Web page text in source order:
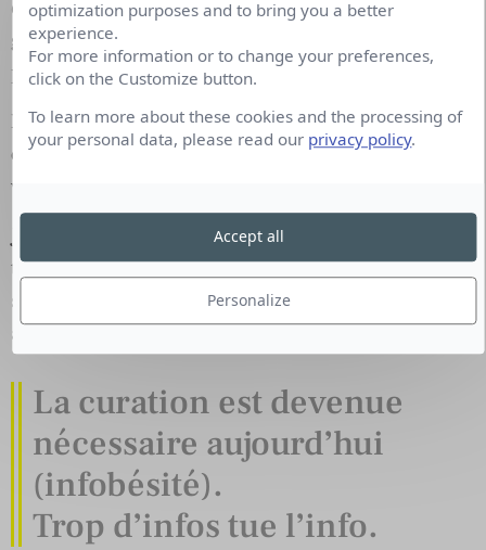
de la nutrition, de l’alimentation, de la
gourmandise, mais aussi du social media (bonnes
pratiques) et de l’actualité d’internet (curation).
Par quels moyens, outils recueillez-vous les
contenus qui vous intéressent et comment voyez-
vous la curation de contenu ?
Je fais beaucoup de veille sur les réseaux sociaux,
twitter en particulier. J’ai créé beaucoup de listes
suivant les thèmes qui m’intéressent :
alimentation, journalistes, web, santé etc.
La curation est devenue
nécessaire aujourd’hui
(infobésité).
Trop d’infos tue l’info.
optimization purposes and to bring you a better
experience.
For more information or to change your preferences,
click on the Customize button.
To learn more about these cookies and the processing of
your personal data, please read our privacy policy.
Personalize
Accept all